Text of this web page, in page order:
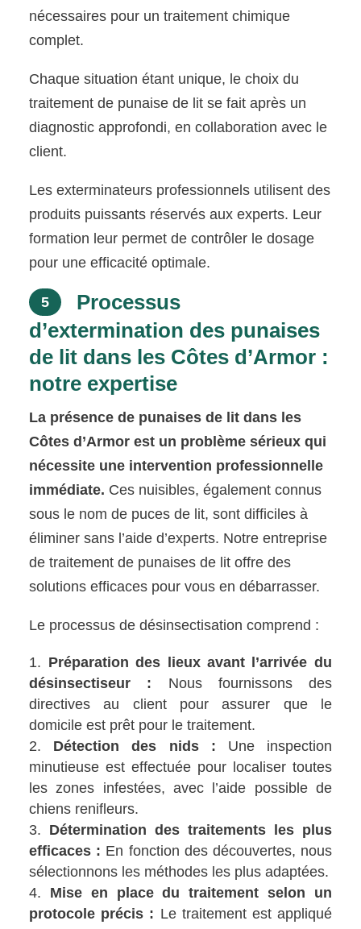
nécessaires pour un traitement chimique
complet.
Chaque situation étant unique, le choix du
traitement de punaise de lit se fait après un
diagnostic approfondi, en collaboration avec le
client.
Les exterminateurs professionnels utilisent des
produits puissants réservés aux experts. Leur
formation leur permet de contrôler le dosage
pour une efficacité optimale.
5
Processus
d’extermination des punaises
de lit dans les Côtes d’Armor :
notre expertise
La présence de punaises de lit dans les
Côtes d’Armor est un problème sérieux qui
nécessite une intervention professionnelle
immédiate. Ces nuisibles, également connus
sous le nom de puces de lit, sont difficiles à
éliminer sans l’aide d’experts. Notre entreprise
de traitement de punaises de lit offre des
solutions efficaces pour vous en débarrasser.
Le processus de désinsectisation comprend :
Préparation des lieux avant l’arrivée du
désinsectiseur : Nous fournissons des
directives au client pour assurer que le
domicile est prêt pour le traitement.
Détection des nids : Une inspection
minutieuse est effectuée pour localiser toutes
les zones infestées, avec l’aide possible de
chiens renifleurs.
Détermination des traitements les plus
efficaces : En fonction des découvertes, nous
sélectionnons les méthodes les plus adaptées.
Mise en place du traitement selon un
protocole précis : Le traitement est appliqué